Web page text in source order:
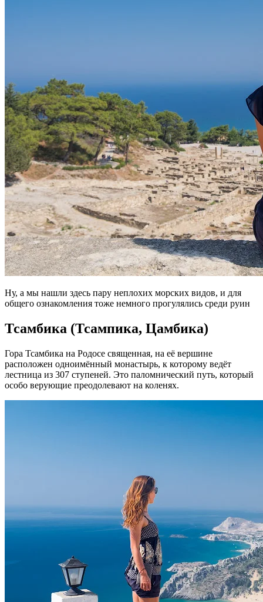
Ну, а мы нашли здесь пару неплохих морских видов, и для
общего ознакомления тоже немного прогулялись среди руин
Тсамбика (Тсампика, Цамбика)
Гора Тсамбика на Родосе священная, на её вершине
расположен одноимённый монастырь, к которому ведёт
лестница из 307 ступеней. Это паломнический путь, который
особо верующие преодолевают на коленях.